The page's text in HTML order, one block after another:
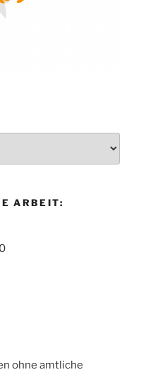
ARBEIT:
ohne amtliche